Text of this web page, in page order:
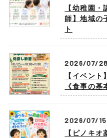
【幼稚園
師】地域の
ト
2026/07/28
【イベン
《食事の基
2026/07/15
【ピノキ